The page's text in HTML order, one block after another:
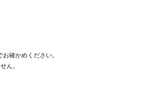
確かめください。
ん。